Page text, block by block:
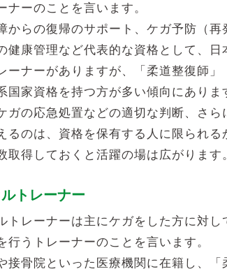
ナーのことを言います。
からの復帰のサポート、ケガ予防（再
健康管理など代表的な資格として、
ーナーがありますが、「柔道整復師
国家資格を持つ方が多い傾向にありま
ガの応急処置などの適切な判断、さ
るのは、資格を保有する人に限られる
取得しておくと活躍の場は広がります
トレーナー
トレーナーは主にケガをした方に対し
行うトレーナーのことを言います。
接骨院といった医療機関に在籍し、「